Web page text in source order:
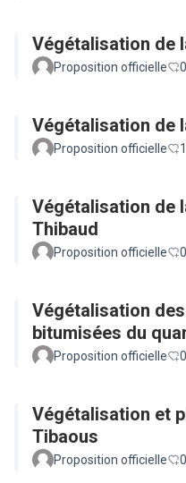
Végétalisation de
Proposition officielle 0
Végétalisation de
Proposition officielle 1
Végétalisation de
Thibaud
Proposition officielle 0
Végétalisation
bitumisées du
Proposition officielle 0
Végétalisation et
Tibaous
Proposition officielle 0